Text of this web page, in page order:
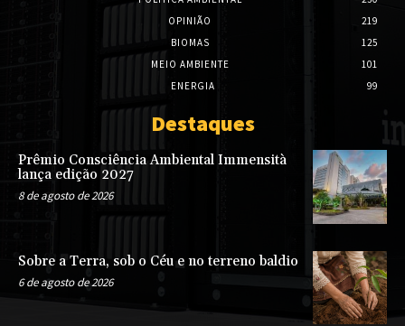
OPINIÃO
219
BIOMAS
125
MEIO AMBIENTE
101
ENERGIA
99
Destaques
Prêmio Consciência Ambiental Immensità
lança edição 2027
8 de agosto de 2026
Sobre a Terra, sob o Céu e no terreno baldio
6 de agosto de 2026